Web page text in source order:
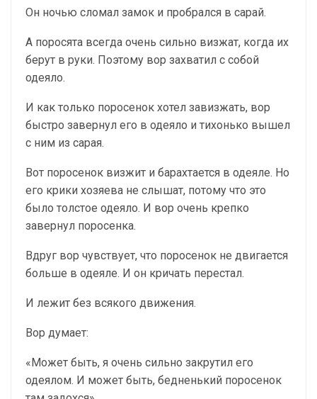
Он ночью сломал замок и пробрался в сарай.
А поросята всегда очень сильно визжат, когда их
берут в руки. Поэтому вор захватил с собой
одеяло.
И как только поросенок хотел завизжать, вор
быстро завернул его в одеяло и тихонько вышел
с ним из сарая.
Вот поросенок визжит и барахтается в одеяле. Но
его крики хозяева не слышат, потому что это
было толстое одеяло. И вор очень крепко
завернул поросенка.
Вдруг вор чувствует, что поросенок не двигается
больше в одеяле. И он кричать перестал.
И лежит без всякого движения.
Вор думает:
«Может быть, я очень сильно закрутил его
одеялом. И может быть, бедненький поросенок